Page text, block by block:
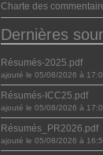
Charte des
Dernières
Résumés-2025.pdf
ajouté le 05/08/2026 à
Résumés-ICC25.pdf
ajouté le 05/08/2026 à
Résumés_PR2026.pdf
ajouté le 05/08/2026 à